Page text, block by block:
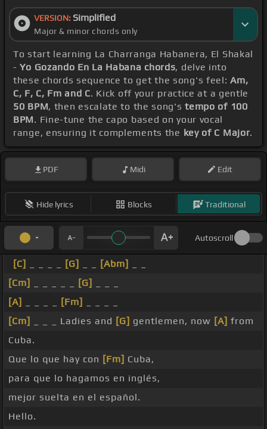
VERSION: Simplified
Major & minor chords only
To start learning La Charranga Habanera, El Shakal
-Yo Gozando En La Habana chords, delve into
these chords sequence to get the song's feel:Am,
C, F, C, Fm and C. Kick off your practice at a gentle
50 BPM, then escalate to the song'stempo of 100
BPM. Fine-tune the capo based on your vocal
range, ensuring it complements the key of C Major.
PDF Midi Edit
Hide lyrics Blocks Traditional
Autoscroll
[C] [G] [Abm]
[Cm]
[G]
[A]
[Fm]
[Cm]
_ _ _ Ladies and [G] gentlemen, now [A] from
Cuba.
Que lo que hay con [Fm] Cuba,
para que lo hagamos en inglés,
mejor suelta en el español.
Hello.